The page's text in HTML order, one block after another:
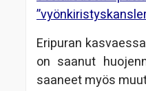
Eripuran
on saanut
saaneet myös